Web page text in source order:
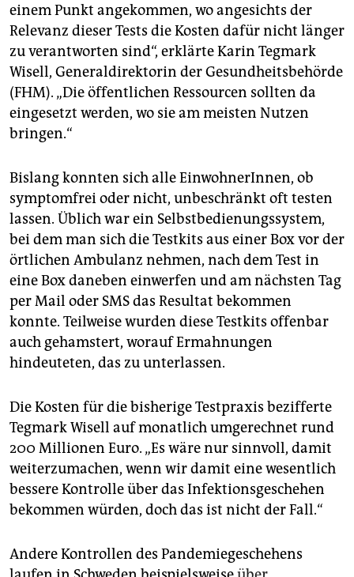
einem Punkt angekommen, wo angesichts der
Relevanz dieser Tests die Kosten dafür nicht länger
zu verantworten sind“, erklärte Karin Tegmark
Wisell, Generaldirektorin der Gesundheitsbehörde
(FHM). „Die öffentlichen Ressourcen sollten da
eingesetzt werden, wo sie am meisten Nutzen
bringen.“
Bislang konnten sich alle EinwohnerInnen, ob
symptomfrei oder nicht, unbeschränkt oft testen
lassen. Üblich war ein Selbstbedienungssystem,
bei dem man sich die Testkits aus einer Box vor der
örtlichen Ambulanz nehmen, nach dem Test in
eine Box daneben einwerfen und am nächsten Tag
per Mail oder SMS das Resultat bekommen
konnte. Teilweise wurden diese Testkits offenbar
auch gehamstert, worauf Ermahnungen
hindeuteten, das zu unterlassen.
Die Kosten für die bisherige Testpraxis bezifferte
Tegmark Wisell auf monatlich umgerechnet rund
200 Millionen Euro. „Es wäre nur sinnvoll, damit
weiterzumachen, wenn wir damit eine wesentlich
bessere Kontrolle über das Infektionsgeschehen
bekommen würden, doch das ist nicht der Fall.“
Andere Kontrollen des Pandemiegeschehens